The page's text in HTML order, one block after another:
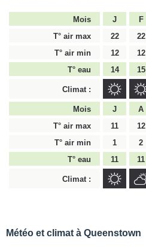
Mois J F
T° air max
22 22
T° air min
12 12
T° eau
14 15
Climat :
Mois J A
T° air max
11 12
T° air min
1 2
T° eau
11 11
Climat :
Météo et climat à Queenstown